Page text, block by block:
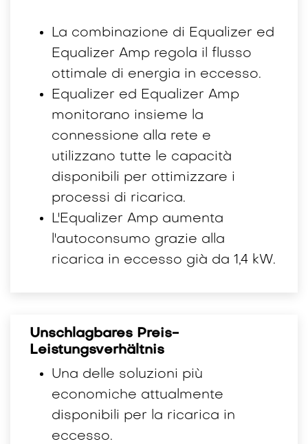
La combinazione di Equalizer ed
Equalizer Amp regola il flusso
ottimale di energia in eccesso.
Equalizer ed Equalizer Amp
monitorano insieme la
connessione alla rete e
utilizzano tutte le capacità
disponibili per ottimizzare i
processi di ricarica.
L'Equalizer Amp aumenta
l'autoconsumo grazie alla
ricarica in eccesso già da 1,4 kW.
Unschlagbares Preis-
Leistungsverhältnis
Una delle soluzioni più
economiche attualmente
disponibili per la ricarica in
eccesso.